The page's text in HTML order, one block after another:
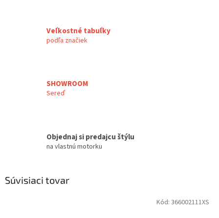
Veľkostné tabuľky
podľa značiek
SHOWROOM
Sereď
Objednaj si predajcu štýlu
na vlastnú motorku
Súvisiaci tovar
Kód: 366002111XS